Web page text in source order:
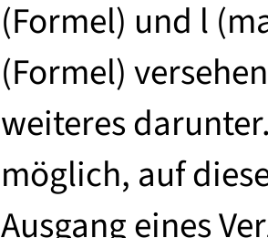
(Formel) und l
(Formel)
weiteres
möglich, auf
Ausgang eines